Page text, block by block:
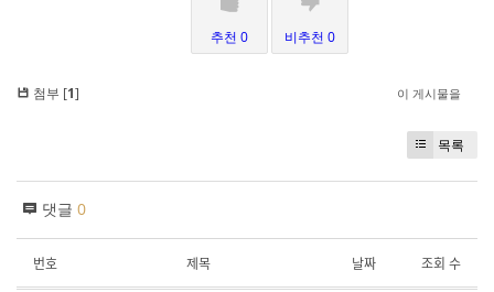
추천 0 비추천 0
첨부 [1] 이 게시물을
목록
댓글 0
번호 제목 날짜 조회 수